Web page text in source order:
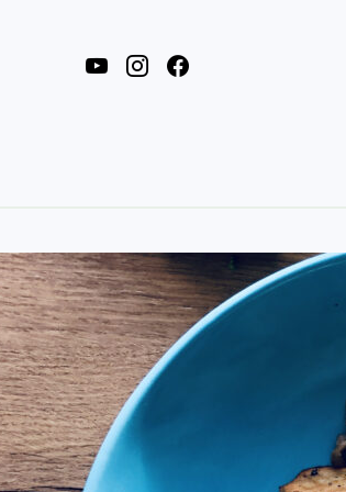
youtubeinstagramfacebook